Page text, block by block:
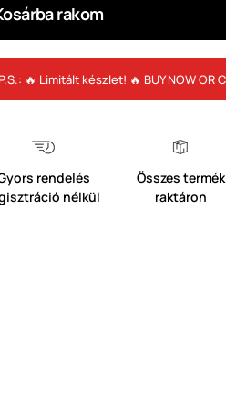
rakom
🔥 Limitált készlet! 🔥 BUY NOW OR
rendelés
nélkül
Összes termék
raktáron